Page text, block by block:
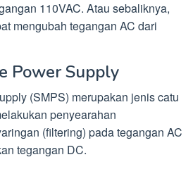
110VAC. Atau sebaliknya,
mengubah tegangan AC dari
Power Supply
(SMPS) merupakan jenis catu
penyearahan
(filtering) pada tegangan AC
tegangan DC.